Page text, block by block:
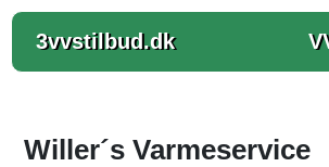
3vvstilbud.dk
Willer´s Varmeservice